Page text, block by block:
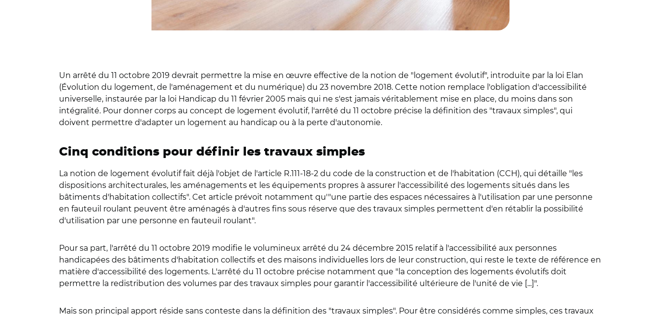
Un arrêté du 11 octobre 2019 devrait permettre la mise en œuvre effective de la notion de "logement évolutif", introduite par la loi Elan
(Évolution du logement, de l'aménagement et du numérique) du 23 novembre 2018. Cette notion remplace l'obligation d'accessibilité
universelle, instaurée par la loi Handicap du 11 février 2005 mais qui ne s'est jamais véritablement mise en place, du moins dans son
intégralité. Pour donner corps au concept de logement évolutif, l'arrêté du 11 octobre précise la définition des "travaux simples", qui
doivent permettre d'adapter un logement au handicap ou à la perte d'autonomie.
Cinq conditions pour définir les travaux simples
La notion de logement évolutif fait déjà l'objet de l'article R.111-18-2 du code de la construction et de l'habitation (CCH), qui détaille "les
dispositions architecturales, les aménagements et les équipements propres à assurer l'accessibilité des logements situés dans les
bâtiments d'habitation collectifs". Cet article prévoit notamment qu'"une partie des espaces nécessaires à l'utilisation par une personne
en fauteuil roulant peuvent être aménagés à d'autres fins sous réserve que des travaux simples permettent d'en rétablir la possibilité
d'utilisation par une personne en fauteuil roulant".
Pour sa part, l'arrêté du 11 octobre 2019 modifie le volumineux arrêté du 24 décembre 2015 relatif à l'accessibilité aux personnes
handicapées des bâtiments d'habitation collectifs et des maisons individuelles lors de leur construction, qui reste le texte de référence en
matière d'accessibilité des logements. L'arrêté du 11 octobre précise notamment que "la conception des logements évolutifs doit
permettre la redistribution des volumes par des travaux simples pour garantir l'accessibilité ultérieure de l'unité de vie [...]".
Mais son principal apport réside sans conteste dans la définition des "travaux simples". Pour être considérés comme simples, ces travaux